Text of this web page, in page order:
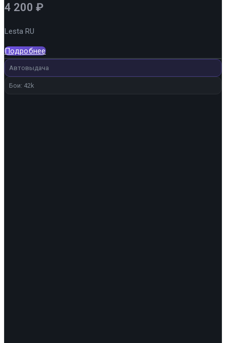
4 200 ₽
Lesta RU
Подробнее
Автовыдача
Бои: 42k